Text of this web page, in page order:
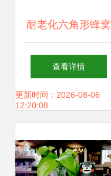
耐老化六角形蜂窝
斜管填料生产厂家
过滤材料与药剂专
查看详情
更新时间：2026-08-06
12:20:08